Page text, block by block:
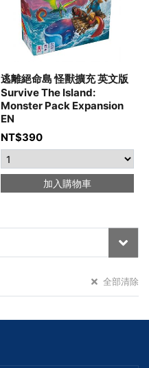
全部清除
逃離絕命島 怪獸擴充 英文版
Survive The Island:
Monster Pack Expansion
EN
NT$390
加入購物車